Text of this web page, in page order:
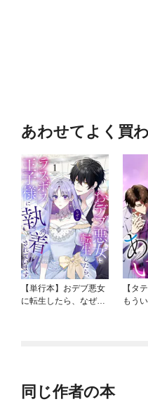
あわせてよく買
【単行本】おデブ悪女
に転生したら、なぜか
【タ
もう
同じ作者の本